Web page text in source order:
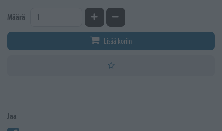
Määrä Kasvata määrääVähennä määrää
Lisää koriin
Jaa